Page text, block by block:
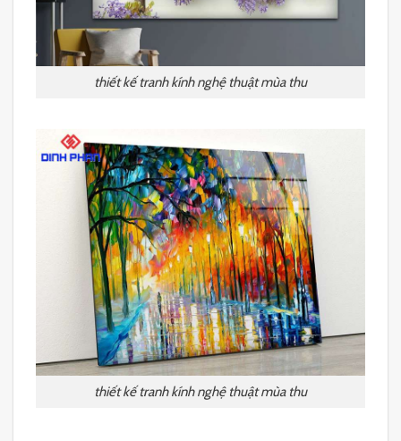
thiết kế tranh kính nghệ thuật mùa thu
thiết kế tranh kính nghệ thuật mùa thu